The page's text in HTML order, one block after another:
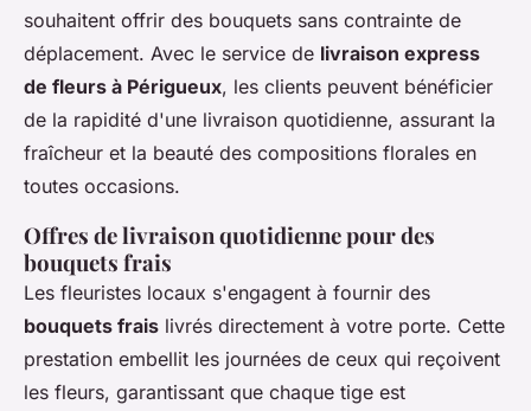
souhaitent offrir des bouquets sans contrainte de
déplacement. Avec le service de livraison express
de fleurs à Périgueux, les clients peuvent bénéficier
de la rapidité d'une livraison quotidienne, assurant la
fraîcheur et la beauté des compositions florales en
toutes occasions.
Offres de livraison quotidienne pour des
bouquets frais
Les fleuristes locaux s'engagent à fournir des
bouquets frais livrés directement à votre porte. Cette
prestation embellit les journées de ceux qui reçoivent
les fleurs, garantissant que chaque tige est